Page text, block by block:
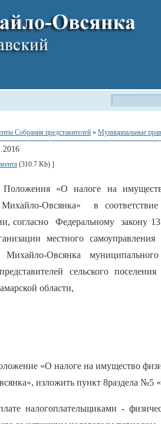
Собрания представителей » Муниципальные
(310.7 Kb) ]
«О налоге на
Михайло-Овсянка» в
согласно Федеральному закону
местного
Михайло-Овсянка
сельского
области,
«О налоге на имущество
изложить пункт 8раздела №5 «
налогоплательщиками -